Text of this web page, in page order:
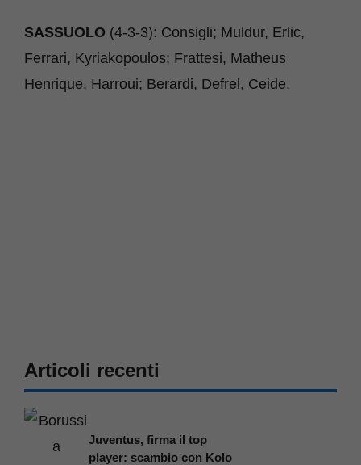
SASSUOLO (4-3-3): Consigli; Muldur, Erlic,
Ferrari, Kyriakopoulos; Frattesi, Matheus
Henrique, Harroui; Berardi, Defrel, Ceide.
Articoli recenti
Juventus, firma il top
player: scambio con Kolo